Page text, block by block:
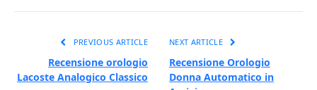
PREVIOUS ARTICLE
Recensione orologio
Lacoste Analogico Classico
NEXT ARTICLE
Recensione Orologio
Donna Automatico in